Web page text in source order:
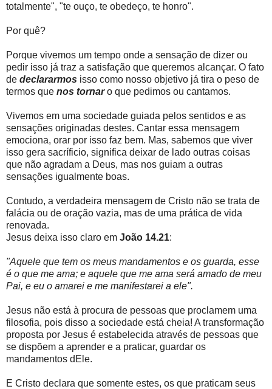
totalmente", "te ouço, te obedeço, te honro".
Por quê?
Porque vivemos um tempo onde a sensação de dizer ou
pedir isso já traz a satisfação que queremos alcançar. O fato
de declararmos isso como nosso objetivo já tira o peso de
termos que nos tornaro que pedimos ou cantamos.
Vivemos em uma sociedade guiada pelos sentidos e as
sensações originadas destes. Cantar essa mensagem
emociona, orar por isso faz bem. Mas, sabemos que viver
isso gera sacríficio, significa deixar de lado outras coisas
que não agradam a Deus, mas nos guiam a outras
sensações igualmente boas.
Contudo, a verdadeira mensagem de Cristo não se trata de
falácia ou de oração vazia, mas de uma prática de vida
renovada.
Jesus deixa isso claro em João 14.21:
"Aquele que tem os meus mandamentos e os guarda, esse
é o que me ama; e aquele que me ama será amado de meu
Pai, e eu o amarei e me manifestarei a ele".
Jesus não está à procura de pessoas que proclamem uma
filosofia, pois disso a sociedade está cheia! A transformação
proposta por Jesus é estabelecida através de pessoas que
se dispõem a aprender e a praticar, guardar os
mandamentos dEle.
E Cristo declara que somente estes, os que praticam seus